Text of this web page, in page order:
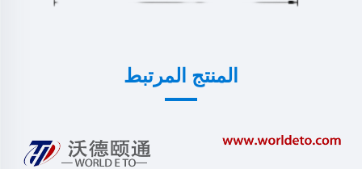
المنتج المرتبط